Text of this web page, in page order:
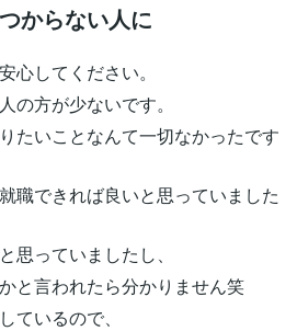
からない人に
心してください。
の方が少ないです。
たいことなんて一切なかったです
職できれば良いと思っていました
思っていましたし、
と言われたら分かりません笑
ているので、